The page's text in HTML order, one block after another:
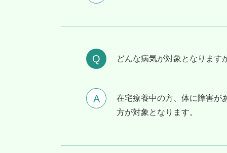
どんな病気が対象となります
在宅療養中の方、体に障害が
方が対象となります。